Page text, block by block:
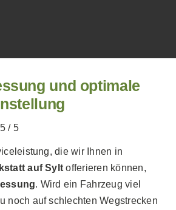
und optimale
5/ 5
die wir Ihnen in
auf Sylt offerieren können,
. Wird ein Fahrzeug viel
noch auf schlechten Wegstrecken